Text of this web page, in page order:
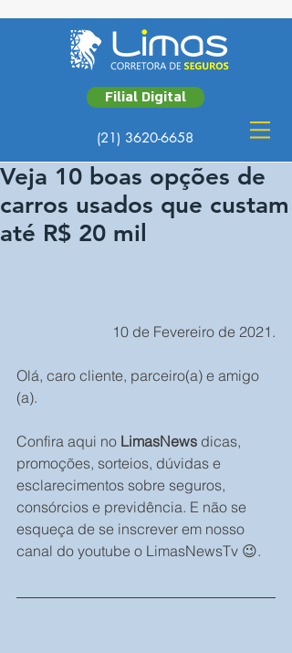
Filial Digital
(21) 3620-6658
Veja 10 boas opções de
carros usados que custam
até R$ 20 mil
10 de Fevereiro de 2021.
Olá, caro cliente, parceiro(a) e amigo
(a).
Confira aqui no LimasNews dicas,
promoções, sorteios, dúvidas e
esclarecimentos sobre seguros,
consórcios e previdência. E não se
esqueça de se inscrever em nosso
canal do youtube o LimasNewsTv 😉.